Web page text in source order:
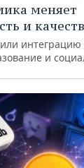
меняет
и
и